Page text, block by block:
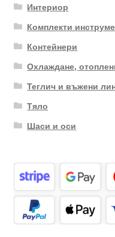
Интериор
Комплекти
Контейнери
Охлаждане,
Теглич и въжени
Тяло
Шаси и оси